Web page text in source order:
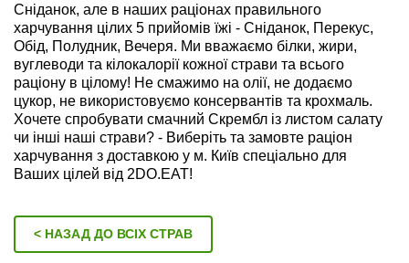
Сніданок, але в наших раціонах правильного
харчування цілих 5 прийомів їжі - Сніданок, Перекус,
Обід, Полудник, Вечеря. Ми вважаємо білки, жири,
вуглеводи та кілокалорії кожної страви та всього
раціону в цілому! Не смажимо на олії, не додаємо
цукор, не використовуємо консервантів та крохмаль.
Хочете спробувати смачний Скрембл із листом салату
чи інші наші страви? - Виберіть та замовте раціон
харчування з доставкою у м. Київ спеціально для
Ваших цілей від 2DO.EAT!
< НАЗАД ДО ВСІХ СТРАВ